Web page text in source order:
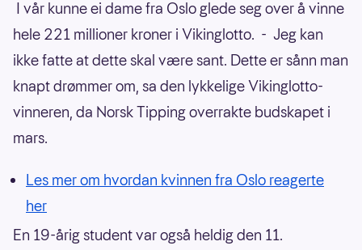
I vår kunne ei dame fra Oslo glede seg over å vinne
hele 221 millioner kroner i Vikinglotto. - Jeg kan
ikke fatte at dette skal være sant. Dette er sånn man
knapt drømmer om, sa den lykkelige Vikinglotto-
vinneren, da Norsk Tipping overrakte budskapet i
mars.
Les mer om hvordan kvinnen fra Oslo reagerte
her
En 19-årig student var også heldig den 11.